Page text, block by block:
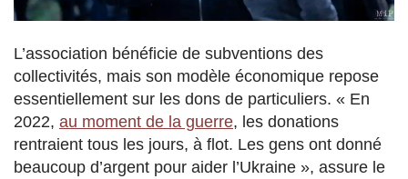
L’association bénéficie de subventions des
collectivités, mais son modèle économique repose
essentiellement sur les dons de particuliers. « En
2022, au moment de la guerre, les donations
rentraient tous les jours, à flot. Les gens ont donné
beaucoup d’argent pour aider l’Ukraine », assure le